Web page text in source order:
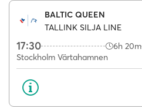
BALTIC QUEEN
TALLINK SILJA LINE
17:30 6h 20m
Stockholm Värtahamnen